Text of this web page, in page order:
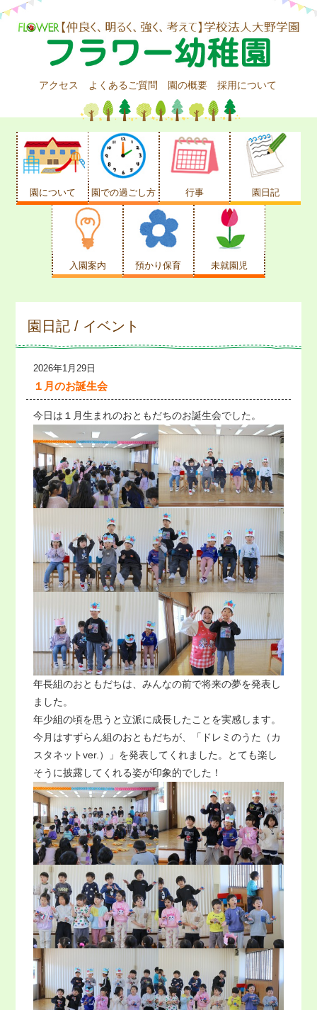
アクセス よくあるご質問 園の概要 採用について
園について 園での過ごし方 行事 園日記
入園案内 預かり保育 未就園児
園日記 / イベント
2026年1月29日
１月のお誕生会
今日は１月生まれのおともだちのお誕生会でした。
年長組のおともだちは、みんなの前で将来の夢を発表し
ました。
年少組の頃を思うと立派に成長したことを実感します。
今月はすずらん組のおともだちが、「ドレミのうた（カ
スタネットver.）」を発表してくれました。とても楽し
そうに披露してくれる姿が印象的でした！